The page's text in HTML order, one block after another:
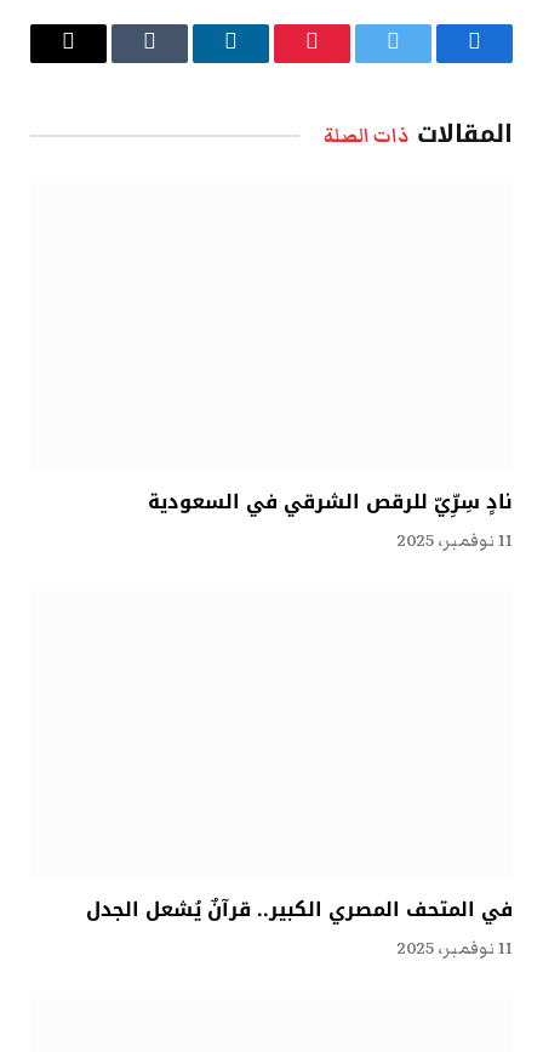
فيسبوك تويتر بينتيريستلينكدإن Tumblr
البريد
المقالات ذات الصلة
نادٍ سِرِّيّ للرقص الشرقي في السعودية
11 نوفمبر، 2025
في المتحف المصري الكبير.. قرآنٌ يُشعل الجدل
11 نوفمبر، 2025